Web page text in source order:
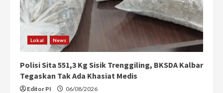
d
i
n
g
Lokal News
Polisi Sita 551,3 Kg Sisik Trenggiling, BKSDA Kalbar
Tegaskan Tak Ada Khasiat Medis
Editor PI 06/08/2026